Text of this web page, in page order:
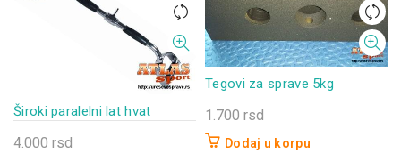
Široki paralelni lat hvat
4.000 rsd
Tegovi za sprave 5kg
1.700 rsd
Dodaj u korpu